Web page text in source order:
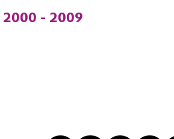
2000 - 2009